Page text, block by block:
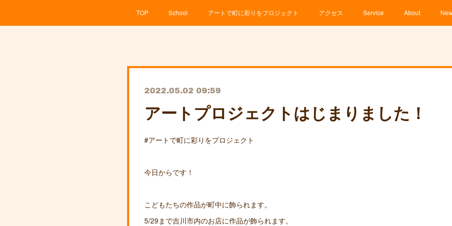
TOP School アートで町に彩りをプロジェクト アクセス Service About
2022.05.02 09:59
アートプロジェクトはじまりました！
#アートで町に彩りをプロジェクト
今日からです！
こどもたちの作品が町中に飾られます。
5/29まで吉川市内のお店に作品が飾られます。